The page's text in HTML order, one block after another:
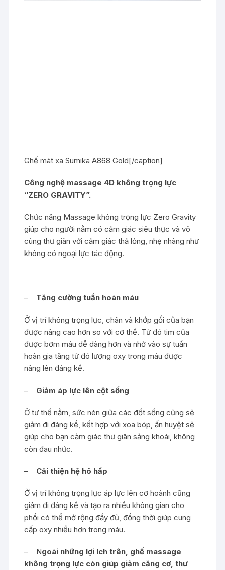
Ghế mát xa Sumika A868 Gold[/caption]
Công nghệ massage 4D không trọng lực
“ZERO GRAVITY”.
Chức năng Massage không trọng lực Zero Gravity
giúp cho người nằm có cảm giác siêu thực và vô
cùng thư giãn với cảm giác thả lỏng, nhẹ nhàng như
không có ngoại lực tác động.
– Tăng cường tuần hoàn máu
Ở vị trí không trọng lực, chân và khớp gối của bạn
được nâng cao hơn so với cơ thể. Từ đó tim của
được bơm máu dễ dàng hơn và nhờ vào sự tuần
hoàn gia tăng từ đó lượng oxy trong máu được
nâng lên đáng kể.
– Giảm áp lực lên cột sống
Ở tư thế nằm, sức nén giữa các đốt sống cũng sẽ
giảm đi đáng kể, kết hợp với xoa bóp, ấn huyệt sẽ
giúp cho bạn cảm giác thư giãn sảng khoái, không
còn đau nhức.
– Cải thiện hệ hô hấp
Ở vị trí không trọng lực áp lực lên cơ hoành cũng
giảm đi đáng kể và tạo ra nhiều không gian cho
phổi có thể mở rộng đầy đủ, đồng thời giúp cung
cấp oxy nhiều hơn trong máu.
– Ngoài những lợi ích trên, ghế massage
không trọng lực còn giúp giảm căng cơ, thư